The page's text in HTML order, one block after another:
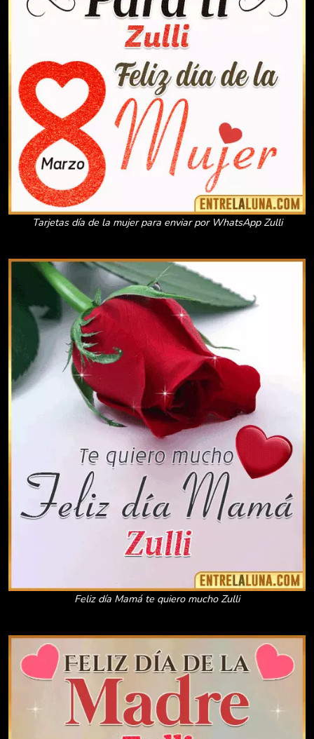
Tarjetas día de la mujer para enviar por WhatsApp Zulli
Feliz día Mamá te quiero mucho Zulli